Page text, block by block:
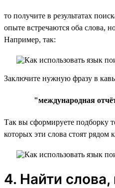
то получите в результатах
опыте встречаются оба слова,
Например, так:
Заключите нужную фразу в
"международная
Так вы сформируете подборку
которых эти слова стоят рядом
4. Найти слова,